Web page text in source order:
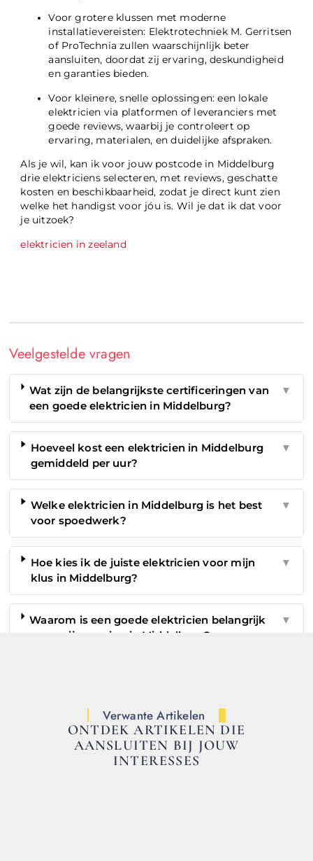
Voor grotere klussen met moderne
installatievereisten: Elektrotechniek M. Gerritsen
of ProTechnia zullen waarschijnlijk beter
aansluiten, doordat zij ervaring, deskundigheid
en garanties bieden.
Voor kleinere, snelle oplossingen: een lokale
elektricien via platformen of leveranciers met
goede reviews, waarbij je controleert op
ervaring, materialen, en duidelijke afspraken.
Als je wil, kan ik voor jouw postcode in Middelburg
drie elektriciens selecteren, met reviews, geschatte
kosten en beschikbaarheid, zodat je direct kunt zien
welke het handigst voor jóu is. Wil je dat ik dat voor
je uitzoek?
elektricien in zeeland
Veelgestelde vragen
Wat zijn de belangrijkste certificeringen van
een goede elektricien in Middelburg?
▼
Hoeveel kost een elektricien in Middelburg
gemiddeld per uur?
▼
Welke elektricien in Middelburg is het best
voor spoedwerk?
▼
Hoe kies ik de juiste elektricien voor mijn
klus in Middelburg?
▼
Waarom is een goede elektricien belangrijk
voor mijn woning in Middelburg?
▼
Verwante Artikelen
ONTDEK ARTIKELEN DIE
AANSLUITEN BIJ JOUW
INTERESSES